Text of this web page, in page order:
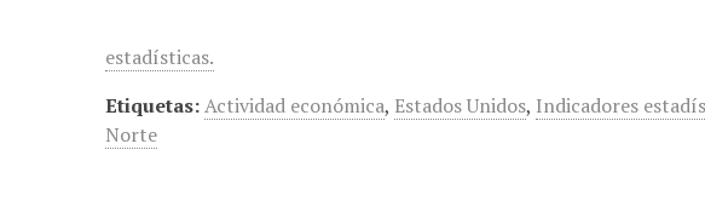
estadísticas.
Etiquetas:Actividad económica, Estados Unidos, Indicadores
Norte